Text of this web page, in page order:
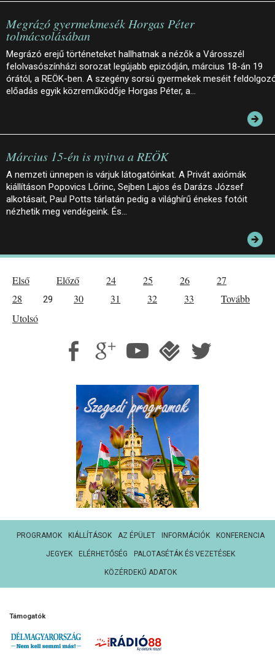
Megrázó gyermekmesék Horgas Péter
tolmácsolásában
Megrázó erejű történeteket hallhatnak a nézők a Városszél
felolvasószínházi sorozat legújabb epizódján, március 18-án 19
órától, a REÖK-ben. A szegény sorsú gyermekek meséit
előadás egyik közreműködője Horgas Péter, a…
Március 15-én is nyitva a REÖK
A nemzeti ünnepen is várjuk látogatóinkat. A Privát axiómák
kiállításon Popovics Lőrinc, Sejben Lajos és Darázs József
alkotásait, Paul Potts tárlatán pedig a világhírű énekes fotóit
nézhetik meg vendégeink. És…
Első Előző 24 25 26
27
28
29 30 31 32 33
Tovább
Utolsó
PROGRAMOK KIÁLLÍTÁSOK AZ ÉPÜLET INFORMÁCIÓK KONFERENCIA
JEGYEK ELÉRHETŐSÉG PALOTASÉTÁK ÉS VEZETÉSEK
KÖZÉRDEKŰ ADATOK
Támogatók